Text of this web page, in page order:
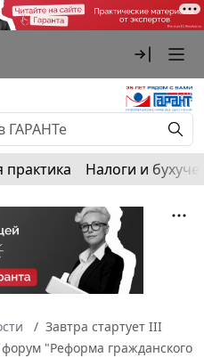
практика Налоги и
Завтра стартует III
"Реформа гражданского